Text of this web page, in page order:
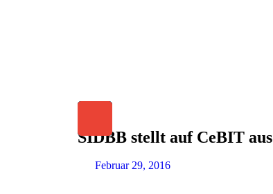
SIDBB stellt auf CeBIT aus
Februar 29, 2016